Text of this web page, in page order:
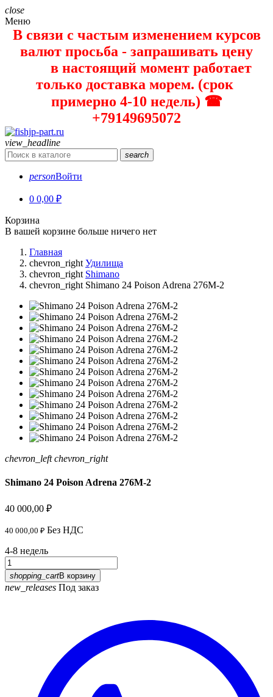
close
Меню
В связи с частым изменением курсов
валют просьба - запрашивать цену
в настоящий момент работает
только доставка морем. (срок
примерно 4-10 недель) ☎
+79149695072
view_headline
search
personВойти
0 0,00 ₽
Корзина
В вашей корзине больше ничего нет
Главная
chevron_right Удилища
chevron_right Shimano
chevron_right Shimano 24 Poison Adrena 276M-2
chevron_left chevron_right
Shimano 24 Poison Adrena 276M-2
40 000,00 ₽
40 000,00 ₽ Без НДС
4-8 недель
shopping_cartВ корзину
new_releases Под заказ